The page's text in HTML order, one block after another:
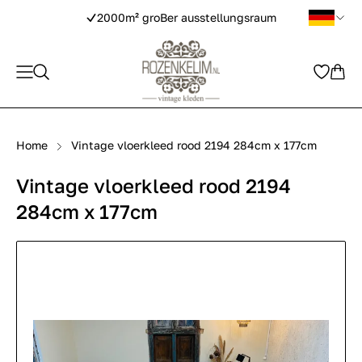
2000m² groBer ausstellungsraum
Home Vintage vloerkleed rood 2194 284cm x 177cm
Vintage vloerkleed rood 2194
284cm x 177cm